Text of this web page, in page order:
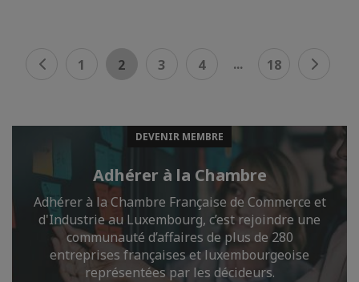
1 2 3 4 ... 18
DEVENIR MEMBRE
Adhérer à la Chambre
Adhérer à la Chambre Française de Commerce et
d'Industrie au Luxembourg, c’est rejoindre une
communauté d’affaires de plus de 280
entreprises françaises et luxembourgeoise
représentées par les décideurs.